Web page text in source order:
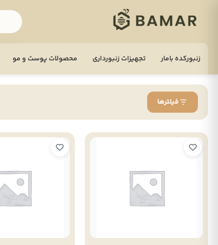
زنبورکده بامار تجهيزات زنبورداری محصولات پوست و مو
فیلترها